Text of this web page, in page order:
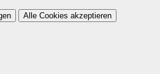
Alle Cookies akzeptieren